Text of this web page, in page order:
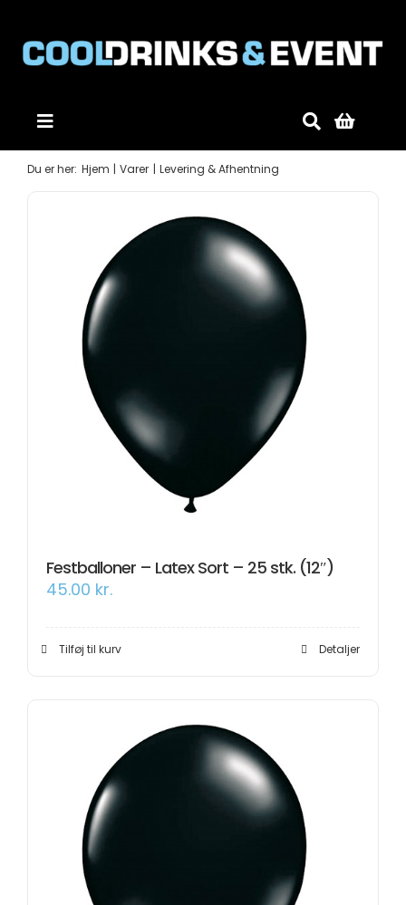
Toggle
Navigation
Forside
Mobildiskotek
Gode råd
Du er her: Hjem Varer Levering & Afhentning
Festballoner – Latex Sort – 25 stk. (12″)
45.00 kr.
Tilføj til kurv Detaljer